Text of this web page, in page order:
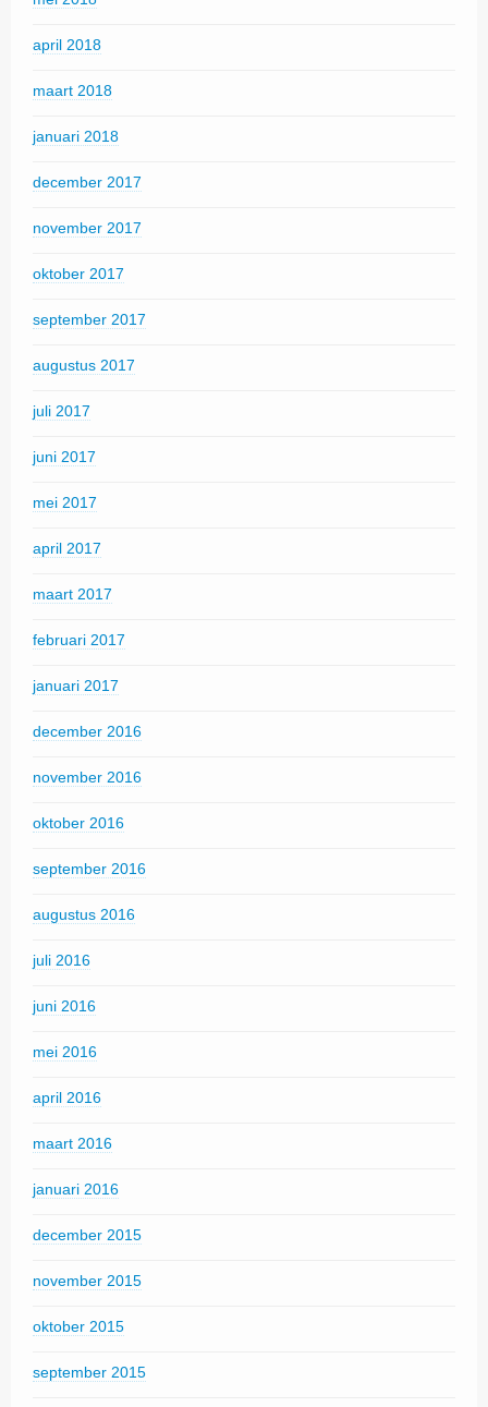
april 2018
maart 2018
januari 2018
december 2017
november 2017
oktober 2017
september 2017
augustus 2017
juli 2017
juni 2017
mei 2017
april 2017
maart 2017
februari 2017
januari 2017
december 2016
november 2016
oktober 2016
september 2016
augustus 2016
juli 2016
juni 2016
mei 2016
april 2016
maart 2016
januari 2016
december 2015
november 2015
oktober 2015
september 2015